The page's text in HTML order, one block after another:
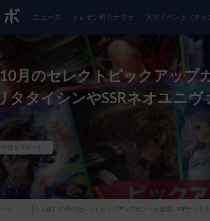
ニュース トレセン軒シナリオ 大型イベント（チャ
チャンピオンズミ
リーグオブヒーロ
10月のセレクトピックアップ
タタイシンやSSRネオユニヴ
マ娘＆サポート
ト 【ウマ娘】10月のセレクトピックアップガチャが登場。SSRナリタ